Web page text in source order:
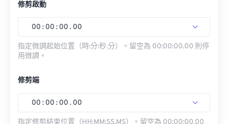
修剪啟動
00 : 00 : 00 . 00
指定微調起始位置（時:分:秒.分）。留空為 00:00:00.00 則停
用微調。
修剪端
00 : 00 : 00 . 00
指定修剪結束位置（HH:MM:SS.MS）。留空為 00:00:00.00